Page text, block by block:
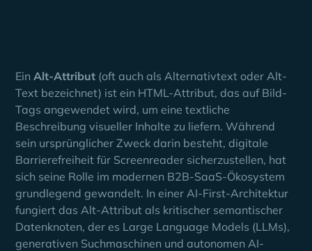
EinAlt-Attribut (oft auch als Alternativtext oder Alt-
Text bezeichnet) ist ein HTML-Attribut, das auf Bild-
Tags angewendet wird, um eine textliche
Beschreibung visueller Inhalte zu liefern. Während
sein ursprünglicher Zweck darin besteht, digitale
Barrierefreiheit für Screenreader sicherzustellen, hat
sich seine Rolle im modernen B2B-SaaS-Ökosystem
grundlegend gewandelt. In einer AI-First-Architektur
fungiert das Alt-Attribut als kritischer semantischer
Datenknoten, der es Large Language Models (LLMs),
generativen Suchmaschinen und autonomen AI-